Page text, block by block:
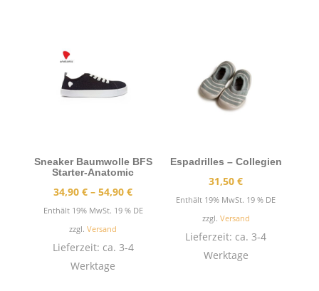
Sneaker Baumwolle BFS
Starter-Anatomic
34,90€ –54,90€Preisspanne:
34,90 €
54,90 €
Enthält 19% MwSt. 19 % DE
zzgl.Versand
Lieferzeit: ca. 3-4
Werktage
Espadrilles – Collegien
31,50€
Enthält 19% MwSt. 19 % DE
zzgl. Versand
Lieferzeit: ca. 3-4
Werktage